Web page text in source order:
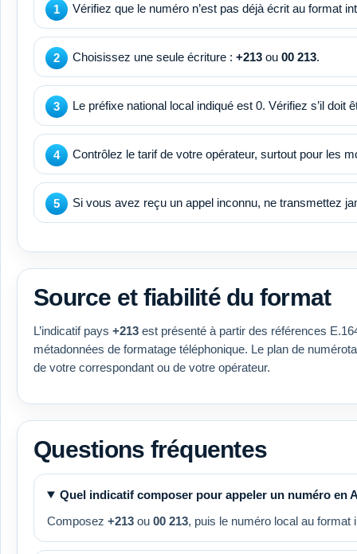
Vérifiez que le numéro n’est pas déjà écrit au format
Choisissez une seule écriture : +213 ou 00 213.
Le préfixe national local indiqué est 0. Vérifiez s’il
Contrôlez le tarif de votre opérateur, surtout pour les
Si vous avez reçu un appel inconnu, ne transmettez
Source et fiabilité du format
L’indicatif pays +213 est présenté à partir des références
métadonnées de formatage téléphonique. Le plan de
de votre correspondant ou de votre opérateur.
Questions fréquentes
Quel indicatif composer pour appeler un numéro en
Composez +213 ou 00 213, puis le numéro local au format